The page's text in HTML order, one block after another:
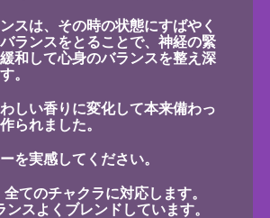
スは、その時の状態にすばやく
ランスをとることで、神経の緊
和して心身のバランスを整え深
。
しい香りに変化して本来備わっ
られました。
を実感してください。
てのチャクラに対応します。
スよくブレンドしています。